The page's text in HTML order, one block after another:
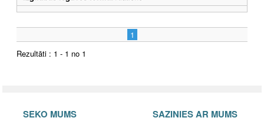
1
Rezultāti : 1 - 1 no 1
SEKO MUMS SAZINIES AR MUMS